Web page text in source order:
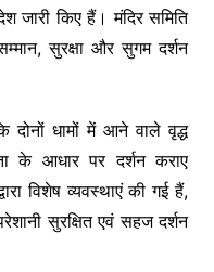
किए हैं। मंदिर समिति
सुरक्षा और सुगम दर्शन
दोनों धामों में आने वाले वृद्ध
के आधार पर दर्शन कराए
विशेष व्यवस्थाएं की गई हैं,
सुरक्षित एवं सहज दर्शन